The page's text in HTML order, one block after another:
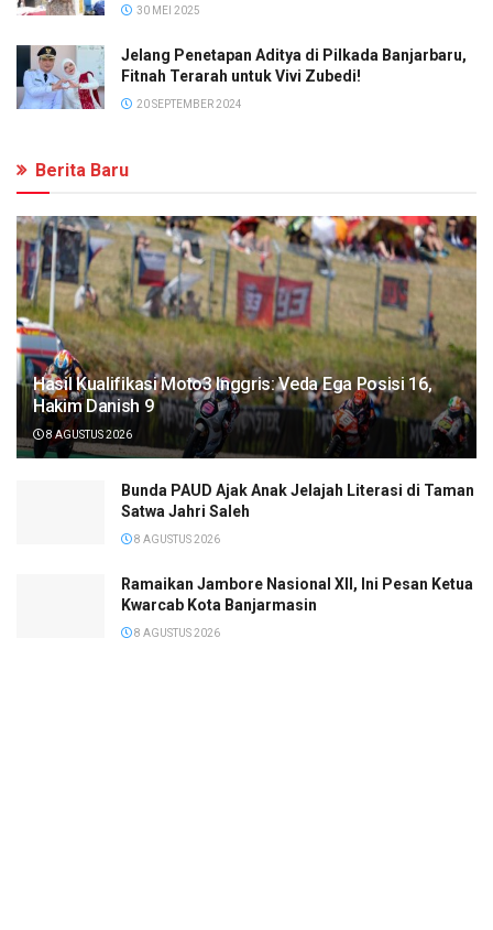
30 MEI 2025
Jelang Penetapan Aditya di Pilkada Banjarbaru,
Fitnah Terarah untuk Vivi Zubedi!
20 SEPTEMBER 2024
Berita Baru
Hasil Kualifikasi Moto3 Inggris: Veda Ega Posisi 16,
Hakim Danish 9
8 AGUSTUS 2026
Bunda PAUD Ajak Anak Jelajah Literasi di Taman
Satwa Jahri Saleh
8 AGUSTUS 2026
Ramaikan Jambore Nasional XII, Ini Pesan Ketua
Kwarcab Kota Banjarmasin
8 AGUSTUS 2026